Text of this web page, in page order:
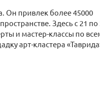
Он привлек более 45000
Здесь с 21 по
и мастер-классы по
арт-кластера